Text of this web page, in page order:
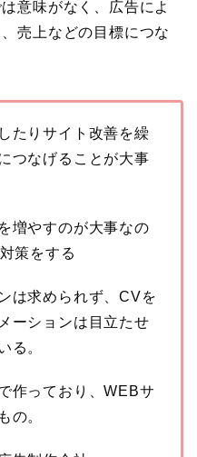
意味がなく、広告によ
売上などの目標につな
たりサイト改善を繰
つなげることが大事
増やすのが大事なの
策をする
は求められず、CVを
ーションは目立たせ
る。
作っており、WEBサ
の。